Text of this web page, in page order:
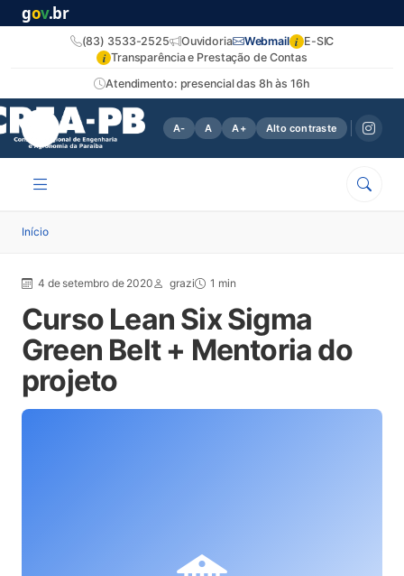
gov.br
Atendimento: presencial das 8h às 16h
(83) 3533-2525 Ouvidoria Webmail i E-SIC
i Transparência e Prestação de Contas
A- A A+ Alto contraste
Início
4 de setembro de 2020 grazi 1 min
Curso Lean Six Sigma
Green Belt + Mentoria do
projeto